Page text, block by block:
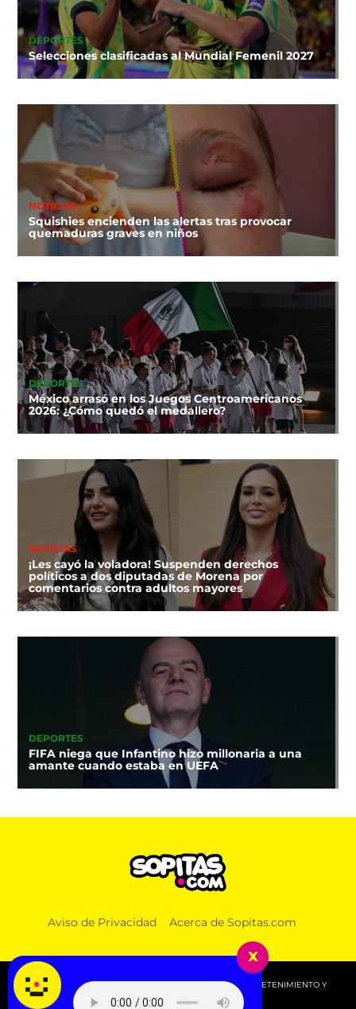
DEPORTES
Selecciones clasificadas al Mundial Femenil 2027
NOTICIAS
Squishies encienden las alertas tras provocar
quemaduras graves en niños
DEPORTES
México arrasó en los Juegos Centroamericanos
2026: ¿Cómo quedó el medallero?
NOTICIAS
¡Les cayó la voladora! Suspenden derechos
políticos a dos diputadas de Morena por
comentarios contra adultos mayores
DEPORTES
FIFA niega que Infantino hizo millonaria a una
amante cuando estaba en UEFA
Aviso de Privacidad Acerca de Sopitas.com
© 2026 SOPITAS.COM - MÚSICA, NOTICIAS, DEPORTES, ENTRETENIMIENTO Y
MÁS!.
x